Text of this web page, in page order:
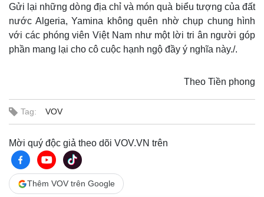
Sức khỏe
Dinh dưỡng - món ngon
Cây thuốc
Sản phụ khoa
Nhi khoa
Đời sống
Gửi lại những dòng địa chỉ và món quà biểu tượng của đất
nước Algeria, Yamina không quên nhờ chụp chung hình
với các phóng viên Việt Nam như một lời tri ân người góp
phần mang lại cho cô cuộc hạnh ngộ đầy ý nghĩa này./.
Theo Tiền phong
Tag: VOV
Mời quý độc giả theo dõi VOV.VN trên
Thêm VOV trên Google